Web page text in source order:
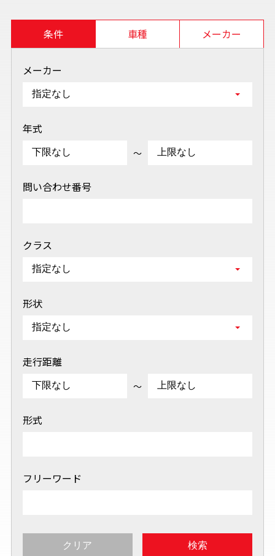
条件 車種 メーカー
メーカー
年式
～
問い合わせ番号
クラス
形状
走行距離
～
形式
フリーワード